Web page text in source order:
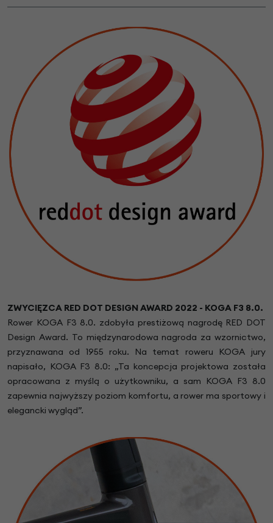
ZWYCIĘZCA RED DOT DESIGN AWARD 2022 - KOGA F3 8.0.
Rower KOGA F3 8.0. zdobyła prestiżową nagrodę RED DOT
Design Award. To międzynarodowa nagroda za wzornictwo,
przyznawana od 1955 roku. Na temat roweru KOGA jury
napisało, KOGA F3 8.0: „Ta koncepcja projektowa została
opracowana z myślą o użytkowniku, a sam KOGA F3 8.0
zapewnia najwyższy poziom komfortu, a rower ma sportowy i
elegancki wygląd”.